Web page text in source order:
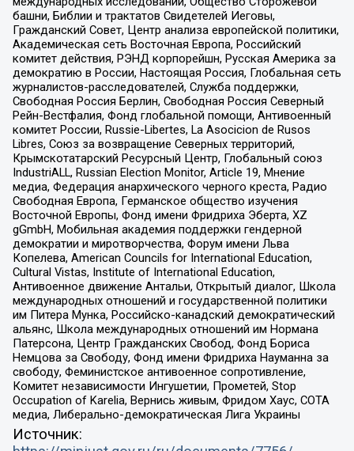
башни, Библии и трактатов Свидетелей Иеговы,
Гражданский Совет, Центр анализа европейской политики,
Академическая сеть Восточная Европа, Российский
комитет действия, РЭНД корпорейшн, Русская Америка за
демократию в России, Настоящая Россия, Глобальная сеть
журналистов-расследователей, Служба поддержки,
Свободная Россия Берлин, Свободная Россия Северный
Рейн-Вестфалия, Фонд глобальной помощи, Антивоенный
комитет России, Russie-Libertes, La Asocicion de Rusos
Libres, Союз за возвращение Северных территорий,
Крымскотатарский Ресурсный Центр, Глобальный союз
IndustriALL, Russian Election Monitor, Article 19, Мнение
медиа, Федерация анархического черного креста, Радио
Свободная Европа, Германское общество изучения
Восточной Европы, Фонд имени Фридриха Эберта, XZ
gGmbH, Мобильная академия поддержки гендерной
демократии и миротворчества, Форум имени Льва
Копелева, American Councils for International Education,
Cultural Vistas, Institute of International Education,
Антивоенное движение Антальи, Открытый диалог, Школа
международных отношений и государственной политики
им Питера Мунка, Российско-канадский демократический
альянс, Школа международных отношений им Нормана
Патерсона, Центр Гражданских Свобод, Фонд Бориса
Немцова за Свободу, Фонд имени Фридриха Науманна за
свободу, Феминистское антивоенное сопротивление,
Комитет независимости Ингушетии, Прометей, Stop
Occupation of Karelia, Вернись живым, Фридом Хаус, СОТА
медиа, Либерально-демократическая Лига Украины
Источник: